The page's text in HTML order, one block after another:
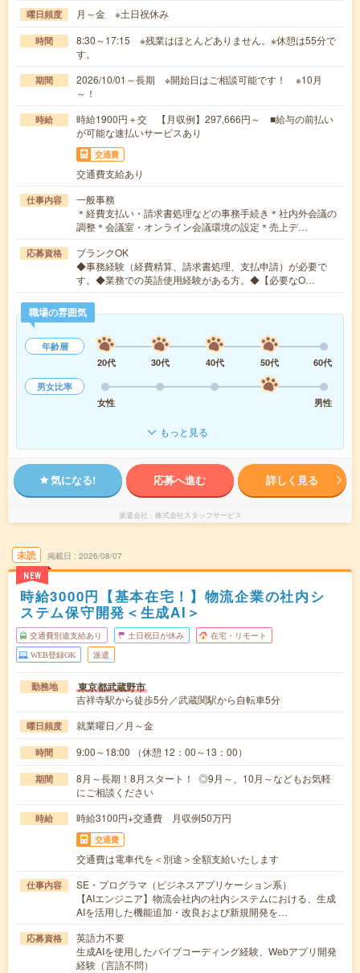
曜日頻度 月～金 ※土日祝休み
時間
8:30～17:15 ※残業はほとんどありません。※休憩は55分で
す。
期間
2026/10/01～長期 ※開始日はご相談可能です！ ※10月
～！
時給
時給1900円＋交 【月収例】297,666円～ ■給与の前払い
が可能な速払いサービスあり
交通費
交通費支給あり
仕事内容
一般事務
＊経費支払い・請求書処理などの事務手続き＊社内外会議の
調整＊会議室・オンライン会議環境の設定＊売上デ…
応募資格
ブランクOK
◆事務経験（経費精算、請求書処理、支払申請）が必要で
す。◆業務での英語使用経験がある方。◆【必要なO…
職場の雰囲気
年齢層
20代
30代 40代 50代
60代
男女比率
女性
男性
もっと見る
気になる! 応募へ進む 詳しく見る
派遣会社 株式会社スタッフサービス
未読
NEW
掲載日 2026/08/07
時給3000円【基本在宅！】物流企業の社内シ
ステム保守開発＜生成AI＞
交通費別途支給あり 土日祝日が休み 在宅・リモート
WEB登録OK 派遣
勤務地 東京都武蔵野市
吉祥寺駅から徒歩5分／武蔵関駅から自転車5分
曜日頻度 就業曜日／月～金
時間 9:00～18:00 （休憩 12：00～13：00）
期間
8月～長期！8月スタート！ ◎9月～、10月～などもお気軽
にご相談ください
時給 時給3100円+交通費 月収例50万円
交通費
交通費は電車代を＜別途＞全額支給いたします
仕事内容
SE・プログラマ（ビジネスアプリケーション系）
【AIエンジニア】物流会社内の社内システムにおける、生成
AIを活用した機能追加・改良および新規開発を…
応募資格
英語力不要
生成AIを使用したバイブコーディング経験、Webアプリ開発
経験（言語不問）